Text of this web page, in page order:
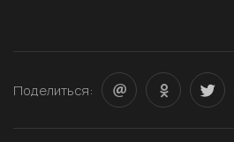
Поделиться: